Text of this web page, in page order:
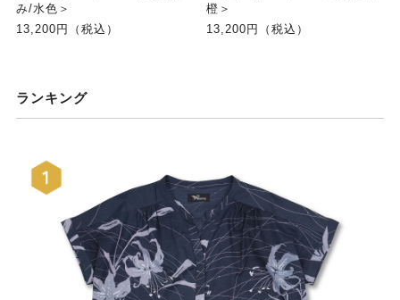
み/水色＞
13,200円（税込）
橙＞
13,200円（税込）
ランキング